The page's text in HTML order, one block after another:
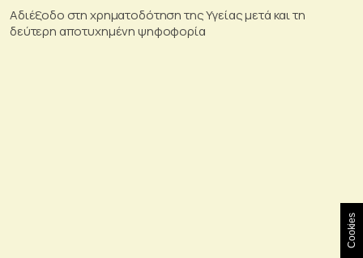
Αδιέξοδο στη χρηματοδότηση της Υγείας μετά και τη
δεύτερη αποτυχημένη ψηφοφορία
Cookies